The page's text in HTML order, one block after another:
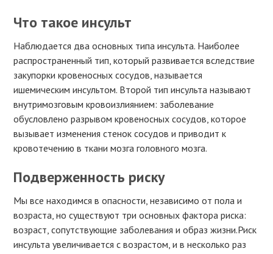
Что такое инсульт
Наблюдается два основных типа инсульта. Наиболее
распространенный тип, который развивается вследствие
закупорки кровеносных сосудов, называется
ишемическим инсультом. Второй тип инсульта называют
внутримозговым кровоизлиянием: заболевание
обусловлено разрывом кровеносных сосудов, которое
вызывает изменения стенок сосудов и приводит к
кровотечению в ткани мозга головного мозга.
Подверженность риску
Мы все находимся в опасности, независимо от пола и
возраста, но существуют три основных фактора риска:
возраст, сопутствующие заболевания и образ жизни.Риск
инсульта увеличивается с возрастом, и в несколько раз